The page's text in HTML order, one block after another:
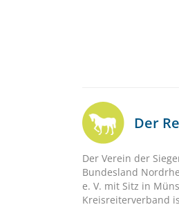
Der
Der Verein der
Bundesland
e. V. mit Sitz in
Kreisreiterverband